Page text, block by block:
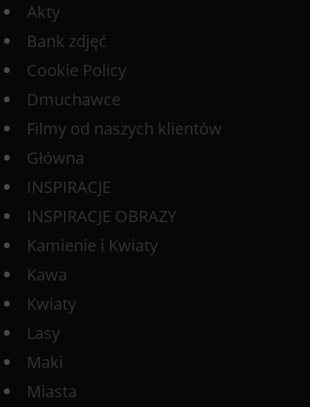
Akty
Bank zdjęć
Cookie Policy
Dmuchawce
Filmy od naszych klientów
Główna
INSPIRACJE
INSPIRACJE OBRAZY
Kamienie i Kwiaty
Kawa
Kwiaty
Lasy
Maki
Miasta